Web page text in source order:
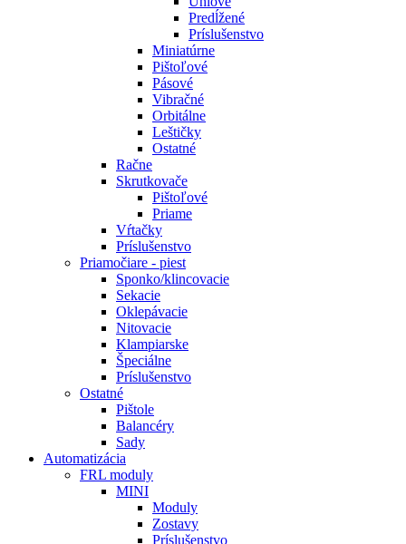
Predĺžené
Príslušenstvo
Miniatúrne
Pištoľové
Pásové
Vibračné
Orbitálne
Leštičky
Ostatné
Račne
Skrutkovače
Pištoľové
Priame
Vŕtačky
Príslušenstvo
Priamočiare - piest
Sponko/klincovacie
Sekacie
Oklepávacie
Nitovacie
Klampiarske
Špeciálne
Príslušenstvo
Ostatné
Pištole
Balancéry
Sady
Automatizácia
FRL moduly
MINI
Moduly
Zostavy
Príslušenstvo